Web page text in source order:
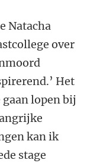
Natacha
over
Het
lopen bij
kan ik
stage